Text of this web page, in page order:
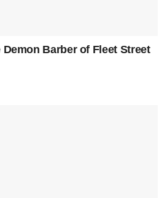
Barber of Fleet Street